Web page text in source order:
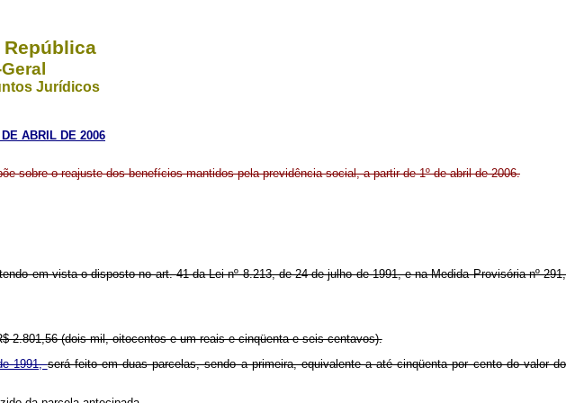
Jurídicos
ABRIL DE 2006
sobre o reajuste dos benefícios mantidos pela previdência social, a partir de 1º de abril de 2006.
em vista o disposto no art. 41 da Lei nº 8.213, de 24 de julho de 1991, e na Medida Provisória nº 291,
2.801,56 (dois mil, oitocentos e um reais e cinqüenta e seis centavos).
1991,será feito em duas parcelas, sendo a primeira, equivalente a até cinqüenta por cento do valor do